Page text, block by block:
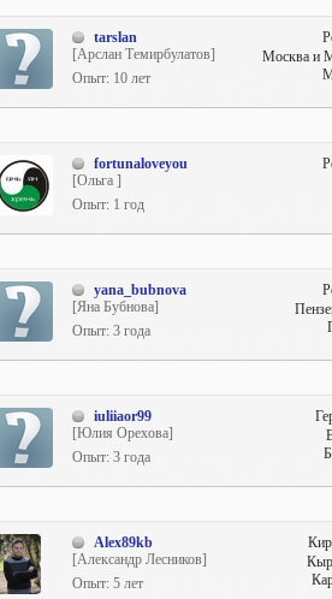
tarslan
[Арслан Темирбулатов]
Опыт: 10 лет
Москва и
fortunaloveyou
[Ольга ]
Опыт: 1 год
yana_bubnova
[Яна Бубнова]
Опыт: 3 года
iuliiaor99
[Юлия Орехова]
Опыт: 3 года
Alex89kb
[Александр Лесников]
Опыт: 5 лет